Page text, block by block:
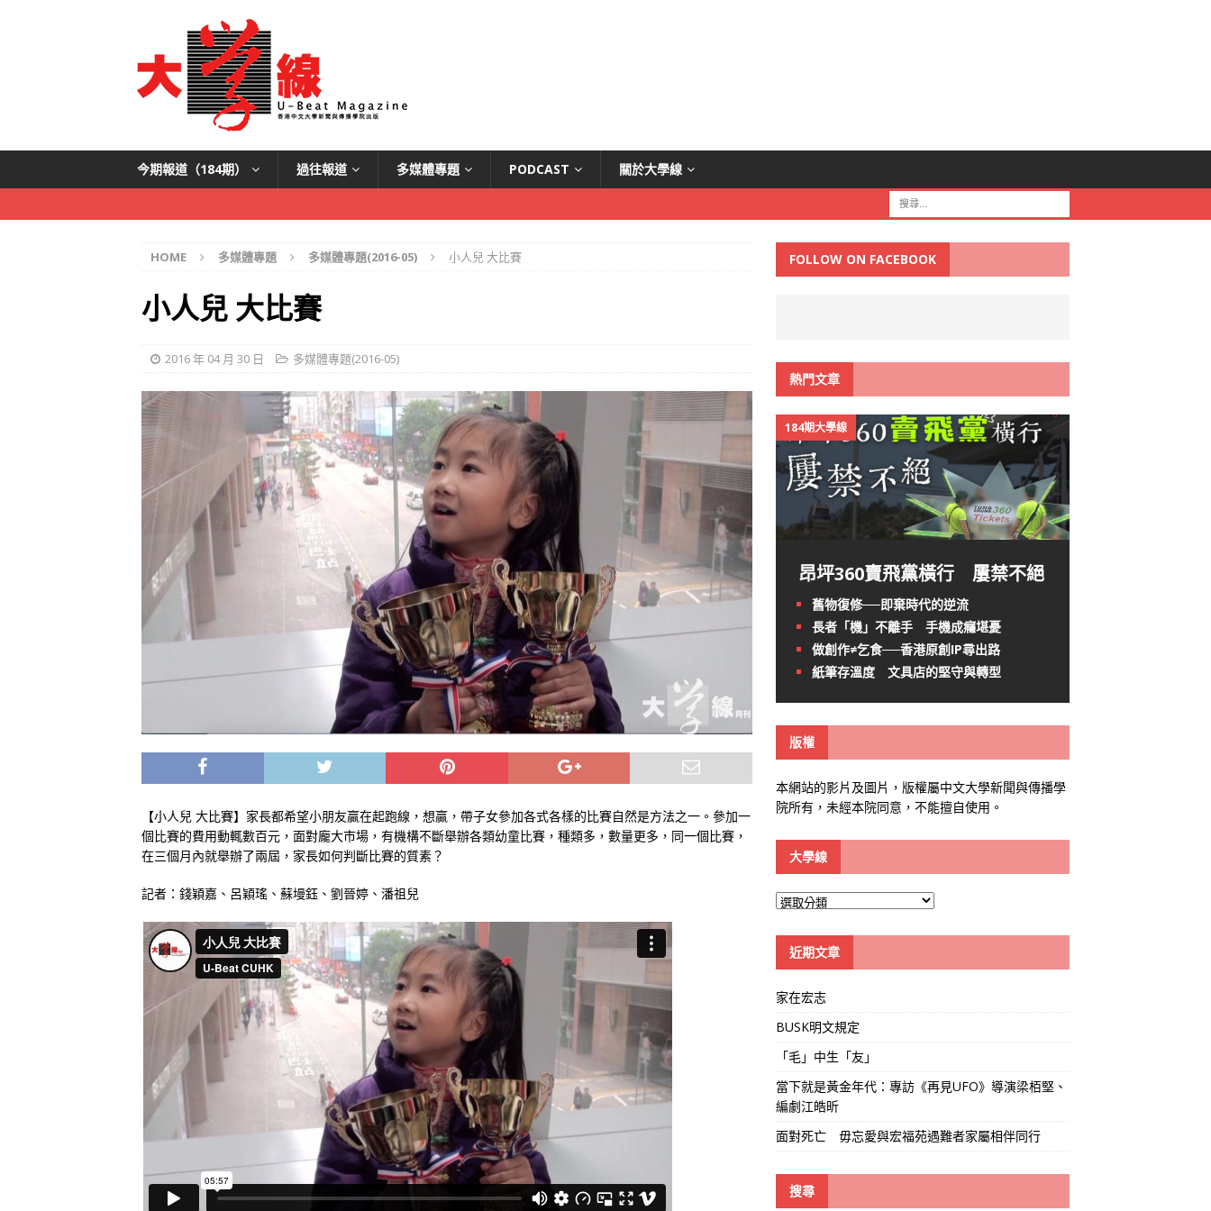
今期報道（184期） 過往報道 多媒體專題 PODCAST 關於大學線
HOME 多媒體專題 多媒體專題(2016-05) 小人兒 大比賽
小人兒 大比賽
2016 年 04 月 30 日 多媒體專題(2016-05)
【小人兒 大比賽】家長都希望小朋友贏在起跑線，想贏，帶子女參加各式各樣的比賽自然是方法之一。參加一
個比賽的費用動輒數百元，面對龐大市場，有機構不斷舉辦各類幼童比賽，種類多，數量更多，同一個比賽，
在三個月內就舉辦了兩屆，家長如何判斷比賽的質素？
記者：錢穎嘉、呂穎瑤、蘇墁鈺、劉晉婷、潘祖兒
FOLLOW ON FACEBOOK
熱門文章
184期大學線
昂坪360賣飛黨橫行 屢禁不絕
舊物復修──即棄時代的逆流
長者「機」不離手 手機成癮堪憂
做創作≠乞食──香港原創IP尋出路
紙筆存溫度 文具店的堅守與轉型
版權
本網站的影片及圖片，版權屬中文大學新聞與傳播學
院所有，未經本院同意，不能擅自使用。
大學線
大
線
近期文章
家在宏志
BUSK明文規定
「毛」中生「友」
當下就是黃金年代：專訪《再見UFO》導演梁栢堅、
編劇江皓昕
面對死亡 毋忘愛與宏福苑遇難者家屬相伴同行
搜尋